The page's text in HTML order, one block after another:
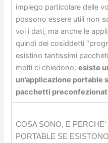
impiego particolare delle
possono essere utili non
voi i dati, ma anche le
quindi dei cosiddetti
esistino tantissimi
molti ci chiedono;esiste
un’applicazione portable
pacchetti
COSA SONO, E
PORTABLE SE